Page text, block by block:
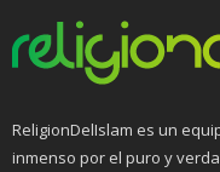
ReligionDelIslam es un
inmenso por el puro y